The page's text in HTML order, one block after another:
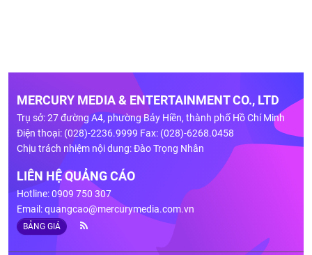
MERCURY MEDIA & ENTERTAINMENT CO., LTD
Trụ sở: 27 đường A4, phường Bảy Hiền, thành phố Hồ Chí Minh
Điện thoại: (028)-2236.9999 Fax: (028)-6268.0458
Chịu trách nhiệm nội dung: Đào Trọng Nhân
LIÊN HỆ QUẢNG CÁO
Hotline: 0909 750 307
Email:quangcao@mercurymedia.com.vn
BẢNG GIÁ